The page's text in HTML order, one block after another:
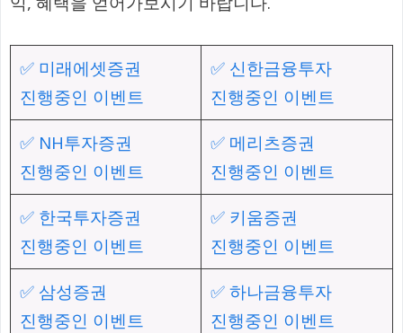
✅ 미래에셋증권
진행중인 이벤트
✅ 신한금융투자
진행중인 이벤트
✅ NH투자증권
진행중인 이벤트
✅ 메리츠증권
진행중인 이벤트
✅ 한국투자증권
진행중인 이벤트
✅ 키움증권
진행중인 이벤트
✅ 삼성증권
진행중인 이벤트
✅ 하나금융투자
진행중인 이벤트